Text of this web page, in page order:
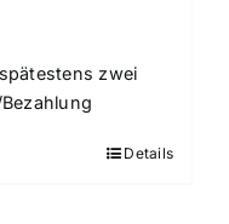
zwei
Details